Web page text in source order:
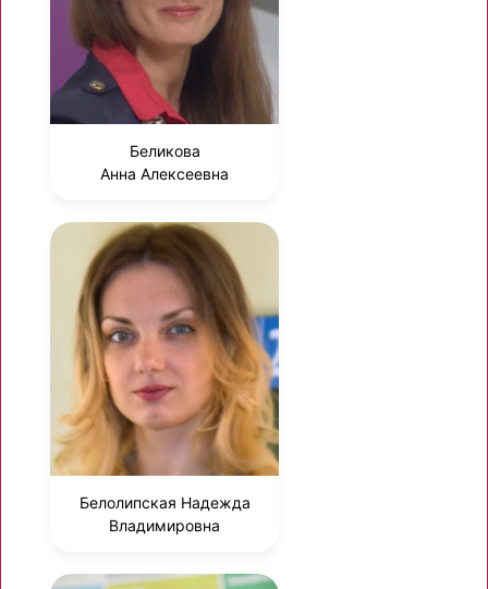
Беликова
Анна Алексеевна
Белолипская Надежда
Владимировна